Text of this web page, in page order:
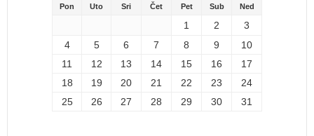
Pon Uto Sri Čet Pet Sub Ned
1 2
3
4
5 6 7 8 9
10
11
12 13 14 15 16
17
18
19 20 21 22 23
24
25
26 27 28 29 30 31